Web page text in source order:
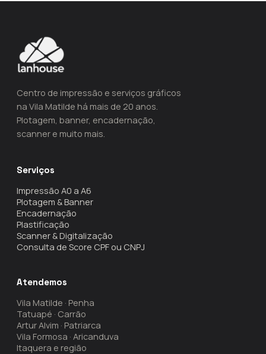
Centro de impressão e serviços gráficos
na Vila Matilde há mais de 20 anos.
Plotagem, banner, encadernação,
scanner e muito mais.
Serviços
Impressão A0 a A6
Plotagem & Banner
Encadernação
Plastificação
Scanner & Digitalização
Consulta de Score CPF ou CNPJ
Atendemos
Vila Matilde · Penha
Tatuapé · Carrão
Artur Alvim · Patriarca
Vila Formosa · Aricanduva
Itaquera e região